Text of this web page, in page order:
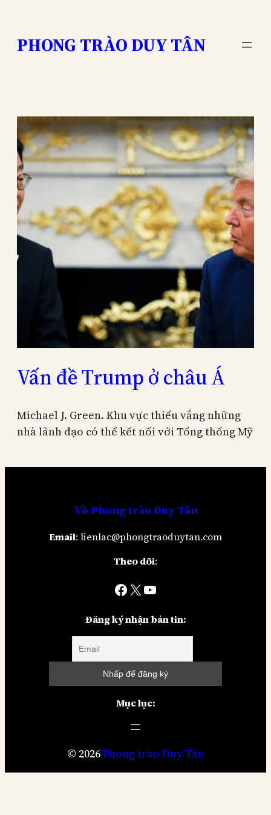
content
PHONG TRÀO DUY TÂN
Vấn đề Trump ở châu Á
Michael J. Green. Khu vực thiếu vắng những
nhà lãnh đạo có thể kết nối với Tổng thống Mỹ
Về Phong trào Duy Tân
Email: lienlac@phongtraoduytan.com
Theo dõi:
Facebook X YouTube
Đăng ký nhận bản tin:
Mục lục:
© 2026Phong trào Duy Tân